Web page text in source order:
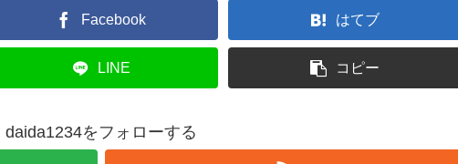
Facebook はてブ
LINE コピー
daida1234をフォローする